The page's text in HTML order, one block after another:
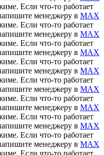
Если что-то работает
менеджеру в MAX
Если что-то работает
менеджеру в MAX
Если что-то работает
менеджеру в MAX
Если что-то работает
менеджеру в MAX
Если что-то работает
менеджеру в MAX
Если что-то работает
менеджеру в MAX
Если что-то работает
менеджеру в MAX
Если что-то работает
менеджеру в MAX
Если что-то работает